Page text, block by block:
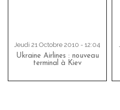
Jeudi 21 Octobre 2010 - 12:04
Ukraine Airlines : nouveau
terminal à Kiev